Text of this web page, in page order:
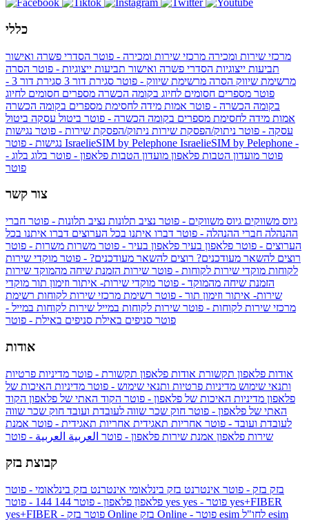
כללי
מרכזי שירות ומכירה מרכזי שירות ומכירה - פוטר הסדרי פשרה ואישור
תביעות ייצוגיות הסדרי פשרה ואישור תביעות ייצוגיות - פוטר הסרה
מרשימת שיווק הסרה מרשימת שיווק - פוטר סגירת דור 3
סגירת דור 3 -
פוטר מספרים חסומים לחיוג בקומה הכשרה מספרים חסומים לחיוג
בקומה הכשרה - פוטר אמות מידה לחסימת מספרים בקומה הכשרה
אמות מידה לחסימת מספרים בקומה הכשרה - פוטר ביטול עסקה ביטול
עסקה - פוטר ניתוק/הפסקת שירות ניתוק/הפסקת שירות - פוטר נגישות
IsraelieSIM by Pelephone IsraelieSIM by Pelephone -
פוטר מועדון הטבות פלאפון מועדון הטבות פלאפון - פוטר בלוג בלוג -
פוטר
צור קשר
גיוס משווקים גיוס משווקים - פוטר נציב תלונות נציב תלונות - פוטר חברי
ההנהלה חברי ההנהלה - פוטר דברו איתנו בכל הערוצים דברו איתנו בכל
הערוצים - פוטר פלאפון בעיר פלאפון בעיר - פוטר משרות משרות - פוטר
רוצים להשאר מעודכנים? רוצים להשאר מעודכנים? - פוטר מוקדי שירות
לקוחות מוקדי שירות לקוחות - פוטר שירות הזמנת שיחה מהמוקד שירות
הזמנת שיחה מהמוקד - פוטר מוקדי שירות- איתור וזימון תור מוקדי
שירות- איתור וזימון תור - פוטר רשימת מרכזי שירות לקוחות רשימת
מרכזי שירות לקוחות - פוטר שירות לקוחות במייל שירות לקוחות במייל -
פוטר סניפים באילת סניפים באילת - פוטר
אודות
אודות פלאפון תקשורת אודות פלאפון תקשורת - פוטר מדיניות פרטיות
ותנאי שימוש מדיניות פרטיות ותנאי שימוש - פוטר מדיניות האיכות של
פלאפון מדיניות האיכות של פלאפון - פוטר הקוד האתי של פלאפון הקוד
האתי של פלאפון - פוטר חוק שכר שווה לעובדת ועובד חוק שכר שווה
לעובדת ועובד - פוטר אחריות תאגידית אחריות תאגידית - פוטר אמנת
שירות פלאפון אמנת שירות פלאפון - פוטר العربية العربية - פוטר
קבוצת בזק
בזק בזק - פוטר אינטרנט בזק בינלאומי אינטרנט בזק בינלאומי - פוטר
פלאפון פלאפון - פוטר 144 yes
yes+FIBER
yes+FIBER - פוטר בזק Online esim